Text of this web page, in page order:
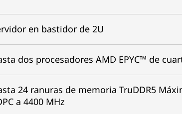
en bastidor de 2U
dos procesadores AMD EPYC™ de
24 ranuras de memoria TruDDR5
a 4400 MHz